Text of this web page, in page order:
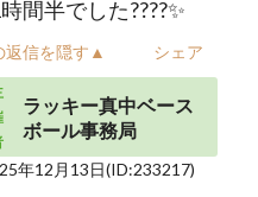
間半でした????✨
返信を隠す▲ シェア
ラッキー真中ベース
ボール事務局
年12月13日(ID:233217)